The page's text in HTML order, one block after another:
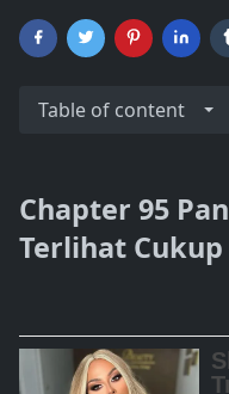
Table of content
Chapter 95
Terlihat Cukup